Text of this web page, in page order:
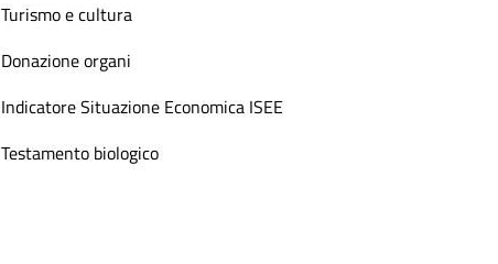
Turismo e cultura
Donazione organi
Indicatore Situazione Economica ISEE
Testamento biologico